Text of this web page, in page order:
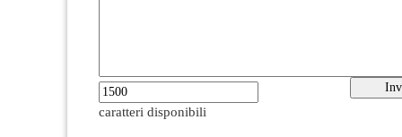
caratteri disponibili